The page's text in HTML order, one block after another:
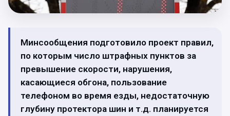
Минсообщения подготовило проект правил,
по которым число штрафных пунктов за
превышение скорости, нарушения,
касающиеся обгона, пользование
телефоном во время езды, недостаточную
глубину протектора шин и т.д. планируется